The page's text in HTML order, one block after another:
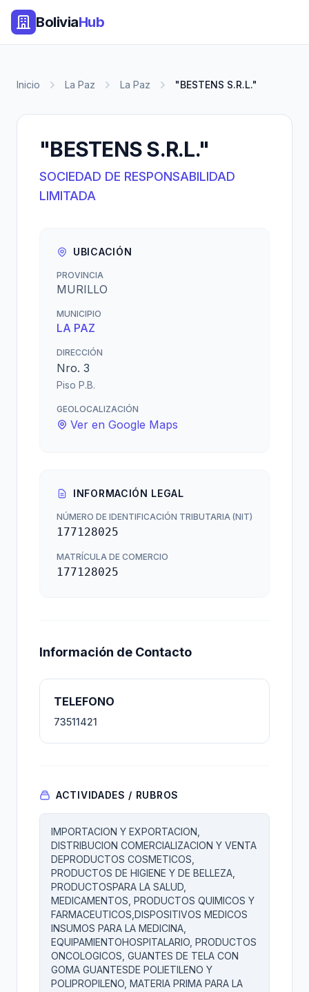
BoliviaHub
Inicio La Paz La Paz "BESTENS S.R.L."
"BESTENS S.R.L."
SOCIEDAD DE RESPONSABILIDAD
LIMITADA
UBICACIÓN
PROVINCIA
MURILLO
MUNICIPIO
LA PAZ
DIRECCIÓN
Nro. 3
Piso P.B.
GEOLOCALIZACIÓN
Ver en Google Maps
INFORMACIÓN LEGAL
NÚMERO DE IDENTIFICACIÓN TRIBUTARIA (NIT)
177128025
MATRÍCULA DE COMERCIO
177128025
Información de Contacto
TELEFONO
73511421
ACTIVIDADES / RUBROS
IMPORTACION Y EXPORTACION,
DISTRIBUCION COMERCIALIZACION Y VENTA
DEPRODUCTOS COSMETICOS,
PRODUCTOS DE HIGIENE Y DE BELLEZA,
PRODUCTOSPARA LA SALUD,
MEDICAMENTOS, PRODUCTOS QUIMICOS Y
FARMACEUTICOS,DISPOSITIVOS MEDICOS
INSUMOS PARA LA MEDICINA,
EQUIPAMIENTOHOSPITALARIO, PRODUCTOS
ONCOLOGICOS, GUANTES DE TELA CON
GOMA GUANTESDE POLIETILENO Y
POLIPROPILENO, MATERIA PRIMA PARA LA